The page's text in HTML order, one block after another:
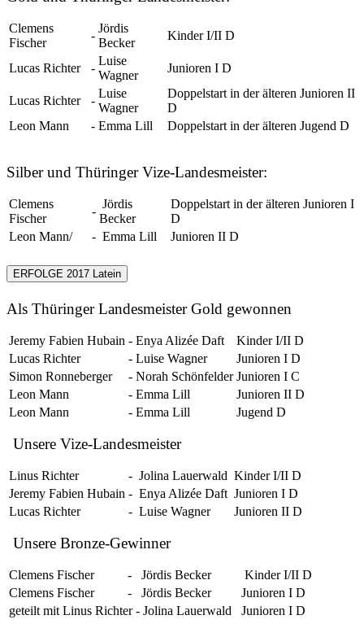
Clemens
Fischer
-
Jördis
Becker
Kinder I/II D
Lucas Richter -
Luise
Wagner
Junioren I D
Lucas Richter -
Luise
Wagner
Doppelstart in der älteren Junioren II
D
Leon Mann
- Emma Lill Doppelstart in der älteren Jugend D
Silber und Thüringer Vize-Landesmeister:
Clemens
Fischer
-
Jördis
Becker
Doppelstart in der älteren Junioren I
D
Leon Mann/
- Emma Lill Junioren II D
ERFOLGE 2017 Latein
Als Thüringer Landesmeister Gold gewonnen
Jeremy Fabien Hubain - Enya Alizée Daft
Kinder I/II D
Lucas Richter
- Luise Wagner
Junioren I D
Simon Ronneberger
- Norah Schönfelder Junioren I C
Leon Mann
- Emma Lill
Junioren II D
Leon Mann
- Emma Lill Jugend D
Unsere Vize-Landesmeister
Linus Richter - Jolina Lauerwald Kinder I/II D
Jeremy Fabien Hubain - Enya Alizée Daft Junioren I D
Lucas Richter
- Luise Wagner Junioren II D
Unsere Bronze-Gewinner
Clemens Fischer - Jördis Becker
Kinder I/II D
Clemens Fischer
- Jördis Becker
Junioren I D
geteilt mit Linus Richter - Jolina Lauerwald
Junioren I D